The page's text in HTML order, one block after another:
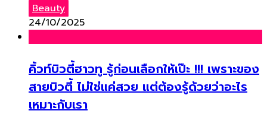
Beauty
24/10/2025
คิ้วท์บิวตี้ฮาวทู รู้ก่อนเลือกให้เป๊ะ !!! เพราะของ
สายบิวตี้ ไม่ใช่แค่สวย แต่ต้องรู้ด้วยว่าอะไร
เหมาะกับเรา